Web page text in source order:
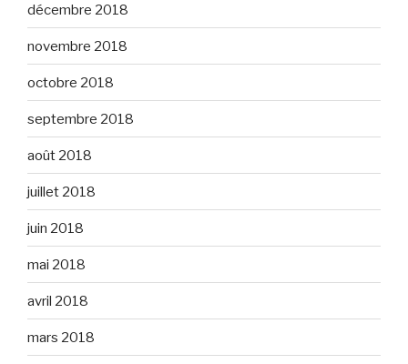
décembre 2018
novembre 2018
octobre 2018
septembre 2018
août 2018
juillet 2018
juin 2018
mai 2018
avril 2018
mars 2018